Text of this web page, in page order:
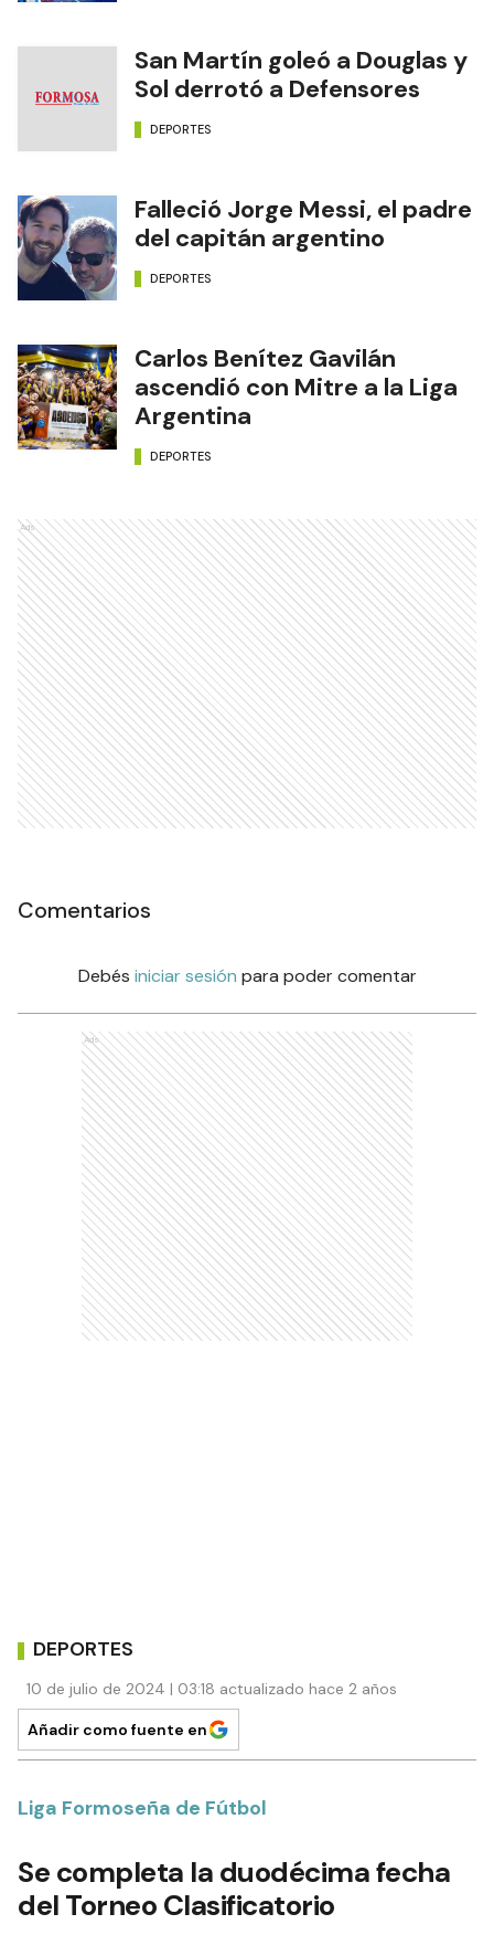
San Martín goleó a Douglas y
Sol derrotó a Defensores
DEPORTES
Falleció Jorge Messi, el padre
del capitán argentino
DEPORTES
Carlos Benítez Gavilán
ascendió con Mitre a la Liga
Argentina
DEPORTES
Ads
Comentarios
Debés iniciar sesión para poder comentar
Ads
DEPORTES
10 de julio de 2024 | 03:18 actualizado hace 2 años
Añadir como fuente en
Liga Formoseña de Fútbol
Se completa la duodécima fecha
del Torneo Clasificatorio